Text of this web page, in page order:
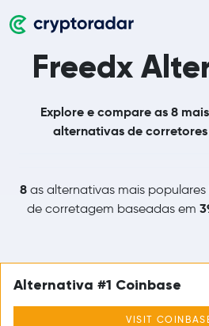
Freedx
Explore e compare as 8
alternativas de
8as alternativas mais populares
de corretagem baseadas em
Alternativa #1 Coinbase
VISIT